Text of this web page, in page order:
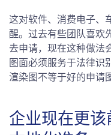
这对软件、消费电子、
醒。过去有些团队喜欢
去申请，现在这种做法
图面必须服务于法律识
渲染图不等于好的申请
企业现在更